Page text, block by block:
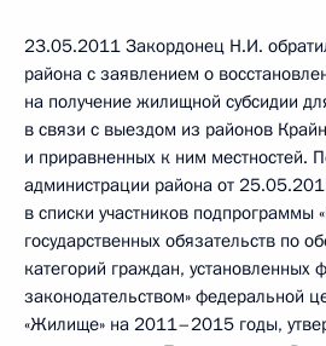
23.05.2011 Закордонец Н.И.
района с заявлением о
на получение жилищной субсидии
в связи с выездом из районов
и приравненных к ним местностей.
администрации района от
в списки участников подпрограммы
государственных обязательств по
категорий граждан, установленных
законодательством» федеральной
«Жилище» на 2011–2015 годы,